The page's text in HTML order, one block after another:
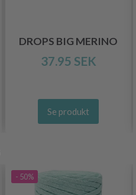
DROPS BIG MERINO
37.95 SEK
Se produkt
- 50%